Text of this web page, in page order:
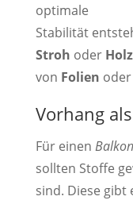
optimale
Stabilität
Stroh oder
von Folien oder
Vorhang
Für einen
sollten Stoffe
sind. Diese gibt